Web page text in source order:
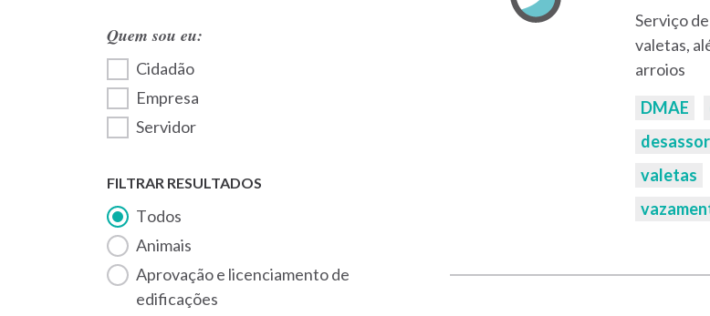
Quem sou eu:
Cidadão
Empresa
Servidor
FILTRAR RESULTADOS
Todos
Animais
Aprovação e licenciamento de
edificações
Serviço
valetas,
arroios
Palavras-
chaves:
DMAE
valetas